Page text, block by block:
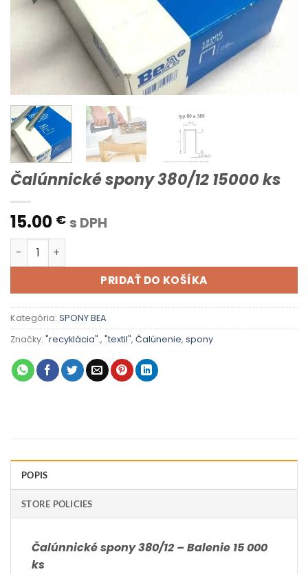
Čalúnnické spony 380/12 15000 ks
15.00 € s DPH
množstvo Čalúnnické spony 380/12 15000 ks
PRIDAŤ DO KOŠÍKA
Kategória: SPONY BEA
Značky: "recyklácia"., "textil", Čalúnenie, spony
POPIS
STORE POLICIES
Čalúnnické spony 380/12 – Balenie 15 000
ks